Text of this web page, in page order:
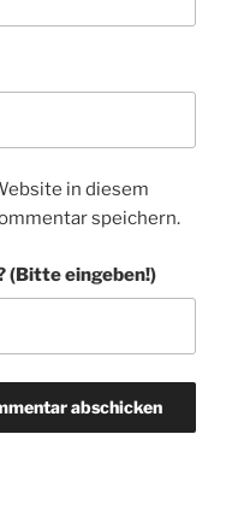
in diesem
speichern.
(Bitte eingeben!)